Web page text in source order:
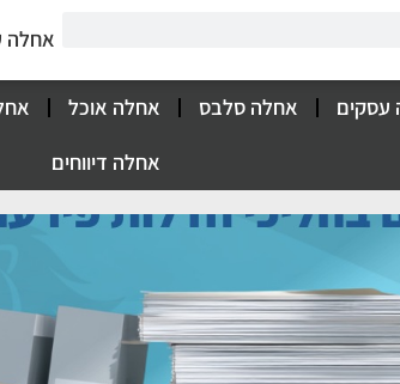
אחלה
עסקים אחלה סלבס אחלה אוכל
אחלה דיווחים